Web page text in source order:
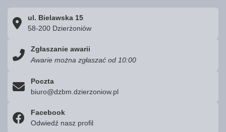
ul. Bielawska 15
58-200 Dzierżoniów
Zgłaszanie awarii
Awarie można zgłaszać od 10:00
Poczta
biuro@dzbm.dzierzoniow.pl
Facebook
Odwiedź nasz profil